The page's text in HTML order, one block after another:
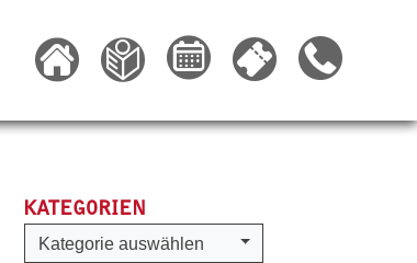
KATEGORIEN
Kategorien
Kategorie auswählen